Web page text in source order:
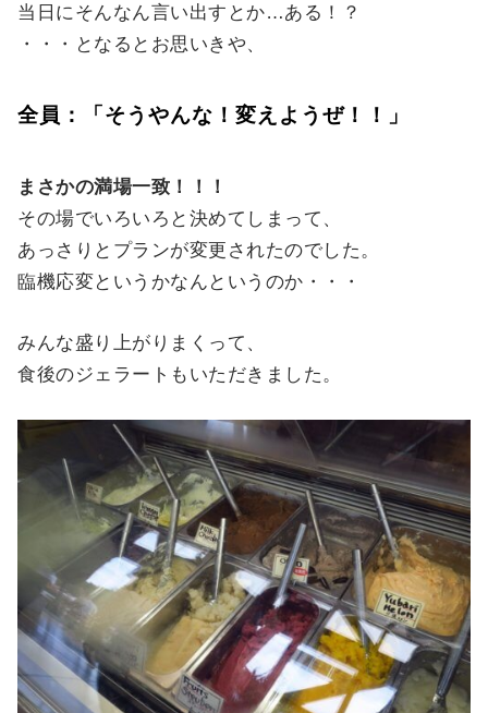
当日にそんなん言い出すとか…ある！？
・・・となるとお思いきや、
全員：「そうやんな！変えようぜ！！」
まさかの満場一致！！！
その場でいろいろと決めてしまって、
あっさりとプランが変更されたのでした。
臨機応変というかなんというのか・・・
みんな盛り上がりまくって、
食後のジェラートもいただきました。